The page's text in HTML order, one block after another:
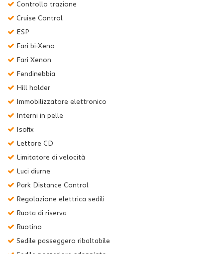
Controllo trazione
Cruise Control
ESP
Fari bi-Xeno
Fari Xenon
Fendinebbia
Hill holder
Immobilizzatore elettronico
Interni in pelle
Isofix
Lettore CD
Limitatore di velocità
Luci diurne
Park Distance Control
Regolazione elettrica sedili
Ruota di riserva
Ruotino
Sedile passeggero ribaltabile